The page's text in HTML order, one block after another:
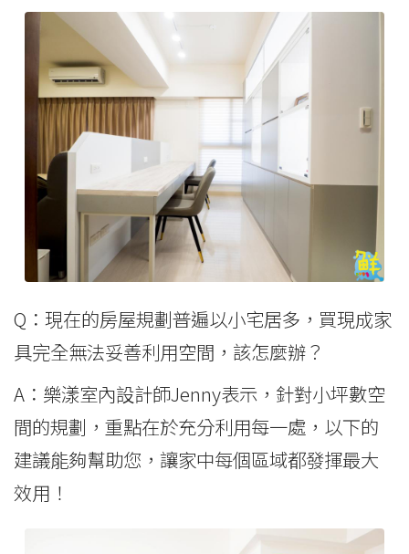
Q：現在的房屋規劃普遍以小宅居多，買現成家
具完全無法妥善利用空間，該怎麼辦？
A：樂漾室內設計師Jenny表示，針對小坪數空
間的規劃，重點在於充分利用每一處，以下的
建議能夠幫助您，讓家中每個區域都發揮最大
效用！